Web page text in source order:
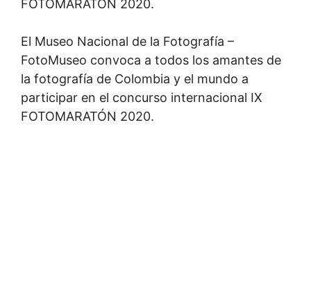
FOTOMARATÓN 2020.
El Museo Nacional de la Fotografía –
FotoMuseo convoca a todos los amantes de
la fotografía de Colombia y el mundo a
participar en el concurso internacional IX
FOTOMARATÓN 2020.